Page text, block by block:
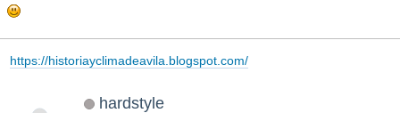
https://historiayclimadeavila.blogspot.com/
hardstyle